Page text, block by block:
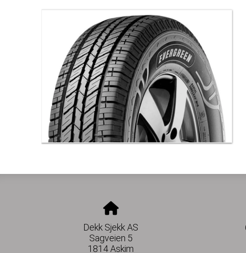
Dekk Sjekk AS
Sagveien 5
1814 Askim